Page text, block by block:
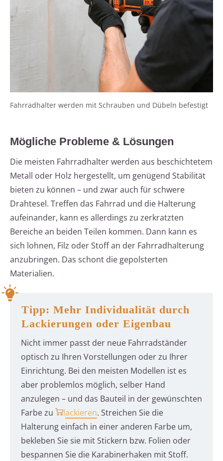
Fahrradhalter werden mit Schrauben und Dübeln befestigt
Mögliche Probleme & Lösungen
Die meisten Fahrradhalter werden aus beschichtetem
Metall oder Holz hergestellt, um genügend Stabilität
bieten zu können – und zwar auch für schwere
Drahtesel. Treffen das Fahrrad und die Halterung
aufeinander, kann es allerdings zu zerkratzten
Bereiche an beiden Teilen kommen. Dann kann es
sich lohnen, Filz oder Stoff an der Fahrradhalterung
anzubringen. Das schont die gepolsterten
Materialien.
Tipp: Mehr Individualität durch
Lackierungen oder Eigenbau
Nicht immer passt der neue Fahrradständer
optisch zu Ihren Vorstellungen oder zu Ihrer
Einrichtung. Bei den meisten Modellen ist es
aber problemlos möglich, selber Hand
anzulegen – und das Bauteil in der gewünschten
Farbe zu
lackieren. Streichen Sie die
Halterung einfach in einer anderen Farbe um,
bekleben Sie sie mit Stickern bzw. Folien oder
bespannen Sie die Karabinerhaken mit Stoff.